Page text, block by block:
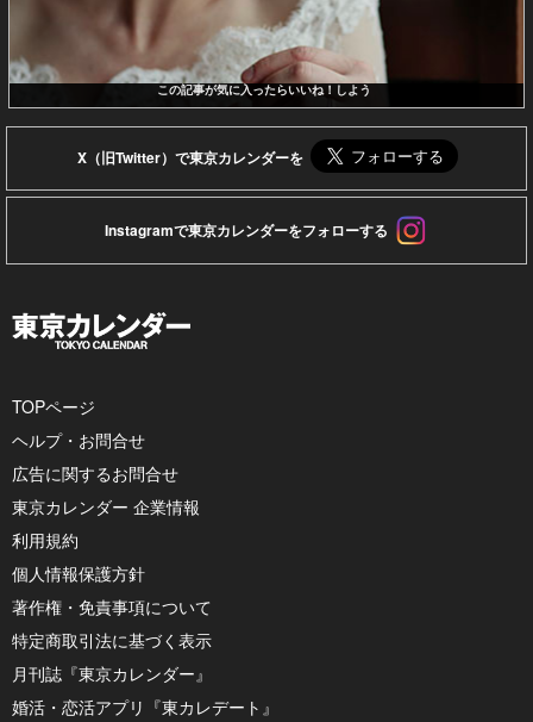
この記事が気に入ったらいいね！しよう
X（旧Twitter）で東京カレンダーを
Instagramで東京カレンダーをフォローする
TOPページ
ヘルプ・お問合せ
広告に関するお問合せ
東京カレンダー 企業情報
利用規約
個人情報保護方針
著作権・免責事項について
特定商取引法に基づく表示
月刊誌『東京カレンダー』
婚活・恋活アプリ『東カレデート』